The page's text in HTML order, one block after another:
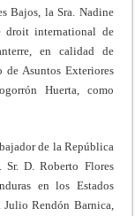
Bajos, la Sra. Nadine
droit international de
en calidad de
de Asuntos Exteriores
Huerta, como
de la República
Sr. D. Roberto Flores
en los Estados
Rendón Barnica,